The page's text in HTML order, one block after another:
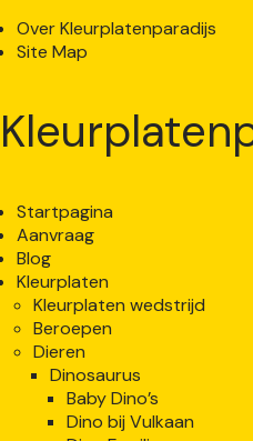
Over Kleurplatenparadijs
Site Map
Startpagina
Aanvraag
Blog
Kleurplaten
Kleurplaten wedstrijd
Beroepen
Dieren
Dinosaurus
Baby Dino’s
Dino bij Vulkaan